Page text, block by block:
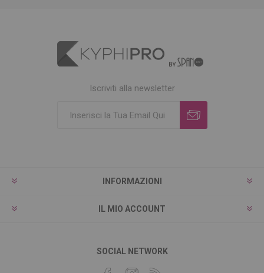
Iscriviti alla newsletter
INFORMAZIONI
IL MIO ACCOUNT
SOCIAL NETWORK